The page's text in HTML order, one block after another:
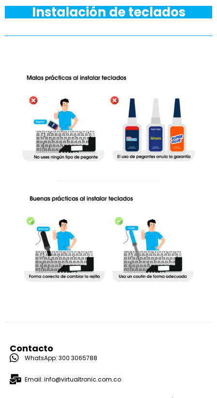
Instalación de teclados
Contacto
WhatsApp: 300 3065788
Email: info@virtualtronic.com.co